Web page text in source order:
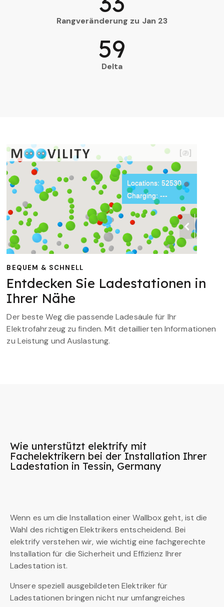
Rangveränderung zu Jan 23
Delta
59
BEQUEM & SCHNELL
Entdecken Sie Ladestationen in
Ihrer Nähe
Der beste Weg die passende Ladesäule für Ihr
Elektrofahrzeug zu finden. Mit detaillierten Informationen
zu Leistung und Auslastung.
Wie unterstützt elektrify mit
Fachelektrikern bei der Installation Ihrer
Ladestation in Tessin, Germany
Wenn es um die Installation einer Wallbox geht, ist die
Wahl des richtigen Elektrikers entscheidend. Bei
elektrify verstehen wir, wie wichtig eine fachgerechte
Installation für die Sicherheit und Effizienz Ihrer
Ladestation ist.
Unsere speziell ausgebildeten Elektriker für
Ladestationen bringen nicht nur umfangreiches